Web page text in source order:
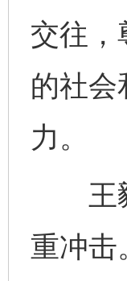
交往，
的社会
力。
王毅
重冲击